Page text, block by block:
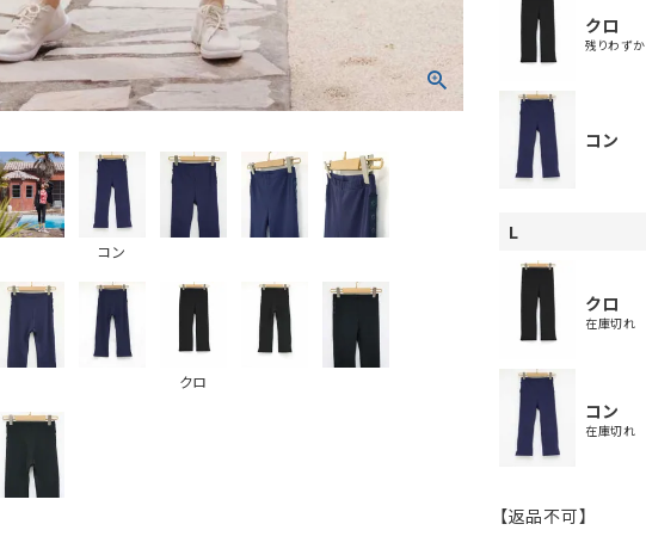
コン
クロ
クロ
残りわずか
コン
L
クロ
在庫切れ
コン
在庫切れ
【返品不可】